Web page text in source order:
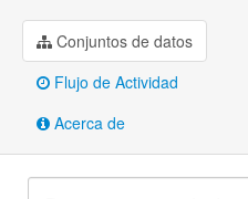
Conjuntos de datos
Flujo de Actividad
Acerca de